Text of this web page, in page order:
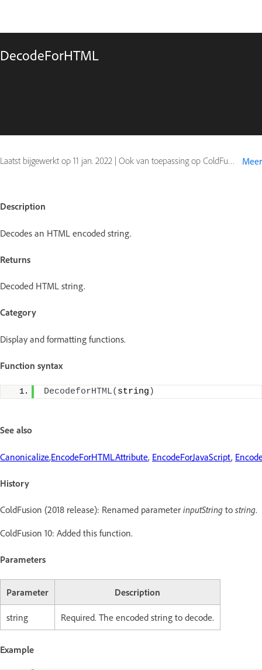
DecodeForHTML
Laatst bijgewerkt op 11 jan. 2022 | Ook van toepassing op ColdFusion Meer
Description
Decodes an HTML encoded string.
Returns
Decoded HTML string.
Category
Display and formatting functions.
Function syntax
DecodeforHTML( string )
See also
Canonicalize,EncodeForHTMLAttribute, EncodeForJavaScript,
History
ColdFusion (2018 release): Renamed parameter inputString to string.
ColdFusion 10: Added this function.
Parameters
Parameter Description
string Required. The encoded string to decode.
Example